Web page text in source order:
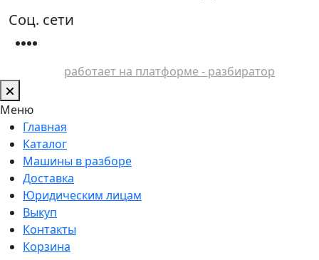
Соц. сети
работает на платформе - разбиратор
Меню
Главная
Каталог
Машины в разборе
Доставка
Юридическим лицам
Выкуп
Контакты
Корзина